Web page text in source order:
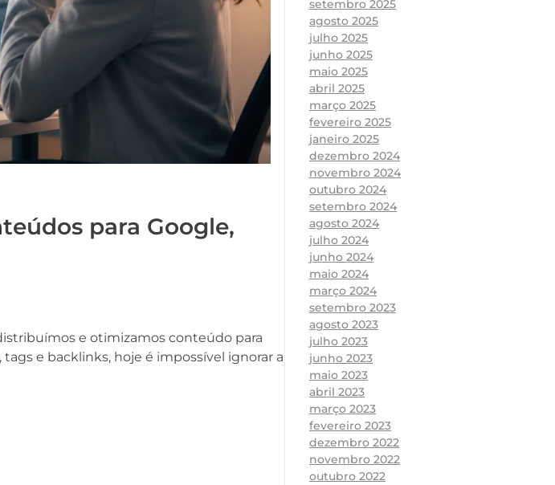
para Google,
e otimizamos conteúdo para
e backlinks, hoje é impossível ignorar a
setembro 2025
agosto 2025
julho 2025
junho 2025
maio 2025
abril 2025
março 2025
fevereiro 2025
janeiro 2025
dezembro 2024
novembro 2024
outubro 2024
setembro 2024
agosto 2024
julho 2024
junho 2024
maio 2024
março 2024
setembro 2023
agosto 2023
julho 2023
junho 2023
maio 2023
abril 2023
março 2023
fevereiro 2023
dezembro 2022
novembro 2022
outubro 2022